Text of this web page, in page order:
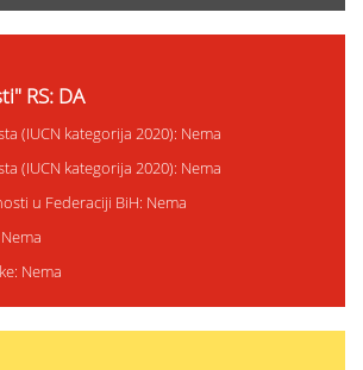
RS: DA
(IUCN kategorija 2020): Nema
(IUCN kategorija 2020): Nema
u Federaciji BiH: Nema
Nema